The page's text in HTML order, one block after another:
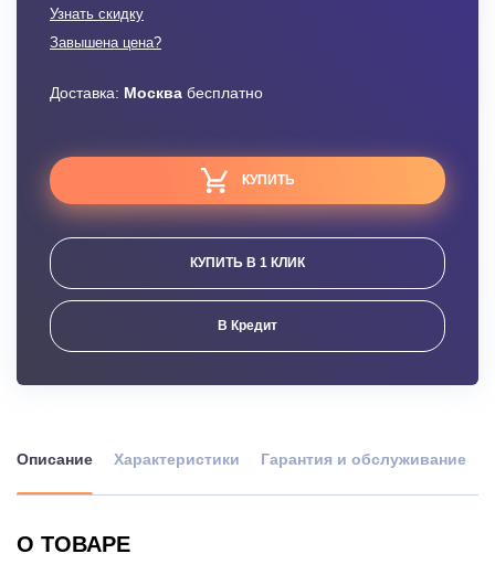
Узнать скидку
Завышена цена?
Доставка: Москва бесплатно
КУПИТЬ
КУПИТЬ В 1 КЛИК
В Кредит
Описание Характеристики Гарантия и обслуживание
О ТОВАРЕ